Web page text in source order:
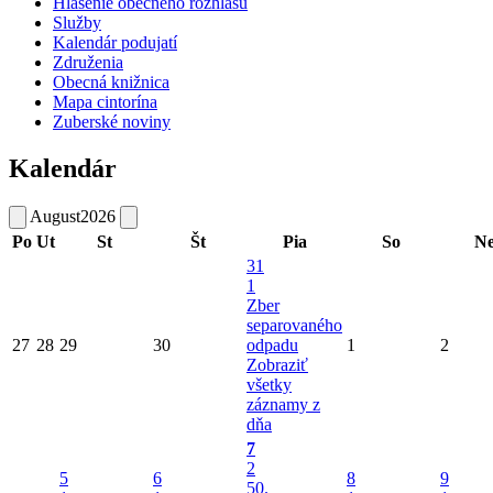
Služby
Kalendár podujatí
Združenia
Obecná knižnica
Mapa cintorína
Zuberské noviny
Kalendár
August2026
Po Ut St Št Pia So
27 28 29 30
31
1
Zber
separovaného
odpadu
Zobraziť
všetky
záznamy z
dňa
1 2
5
6
7
2
50.
8
9